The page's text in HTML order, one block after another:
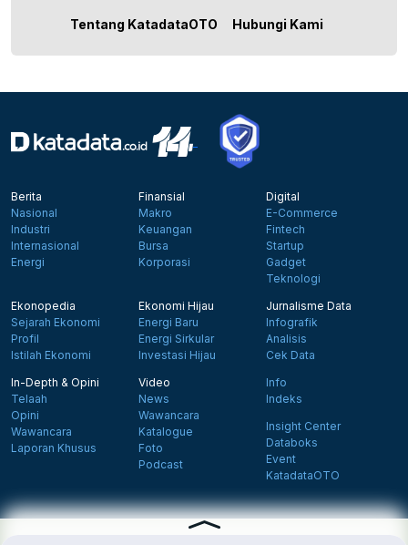
Tentang KatadataOTO Hubungi Kami
Berita
Nasional
Industri
Internasional
Energi
Finansial
Makro
Keuangan
Bursa
Korporasi
Digital
E-Commerce
Fintech
Startup
Gadget
Teknologi
Ekonopedia
Sejarah Ekonomi
Profil
Istilah Ekonomi
Ekonomi Hijau
Energi Baru
Energi Sirkular
Investasi Hijau
Jurnalisme Data
Infografik
Analisis
Cek Data
In-Depth & Opini
Telaah
Opini
Wawancara
Laporan Khusus
Video
News
Wawancara
Katalogue
Foto
Podcast
Info
Indeks
Insight Center
Databoks
Event
KatadataOTO